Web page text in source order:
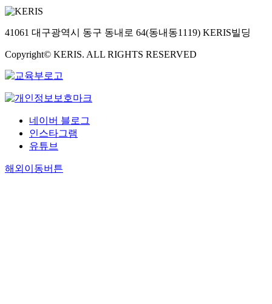
41061 대구광역시 동구 동내로 64(동내동1119) KERIS빌딩
Copyright© KERIS. ALL RIGHTS RESERVED
네이버 블로그
인스타그램
유튜브
해외이동버튼